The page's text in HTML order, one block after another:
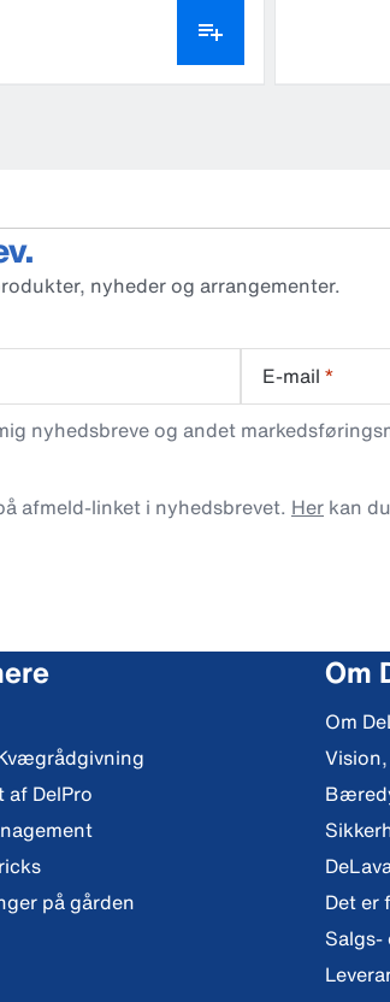
nyheder og arrangementer.
E-mail *
nyhedsbreve og andet
afmeld-linket i nyhedsbrevet. Her kan
af DelPro
på gården
Om
Om
Det er
Salgs-